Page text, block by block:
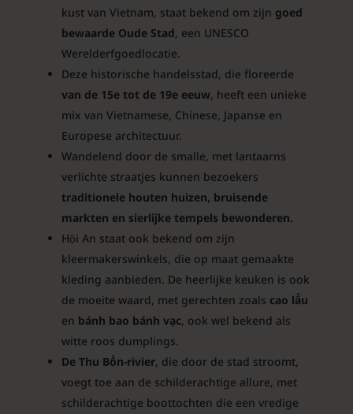
kust van Vietnam, staat bekend om zijn goed
bewaarde Oude Stad, een UNESCO
Werelderfgoedlocatie.
Deze historische handelsstad, die floreerde
van de 15e tot de 19e eeuw, heeft een unieke
mix van Vietnamese, Chinese, Japanse en
Europese architectuur.
Wandelend door de smalle, met lantaarns
verlichte straatjes kunnen bezoekers
traditionele houten huizen, bruisende
markten en sierlijke tempels bewonderen.
Hội An staat ook bekend om zijn
kleermakerswinkels, die op maat gemaakte
kleding aanbieden. De heerlijke keuken is ook
de moeite waard, met gerechten zoals cao lầu
en bánh bao bánh vạc, ook wel bekend als
witte roos dumplings.
De Thu Bồn-rivier, die door de stad stroomt,
voegt toe aan de schilderachtige allure, met
schilderachtige boottochten die een vredige